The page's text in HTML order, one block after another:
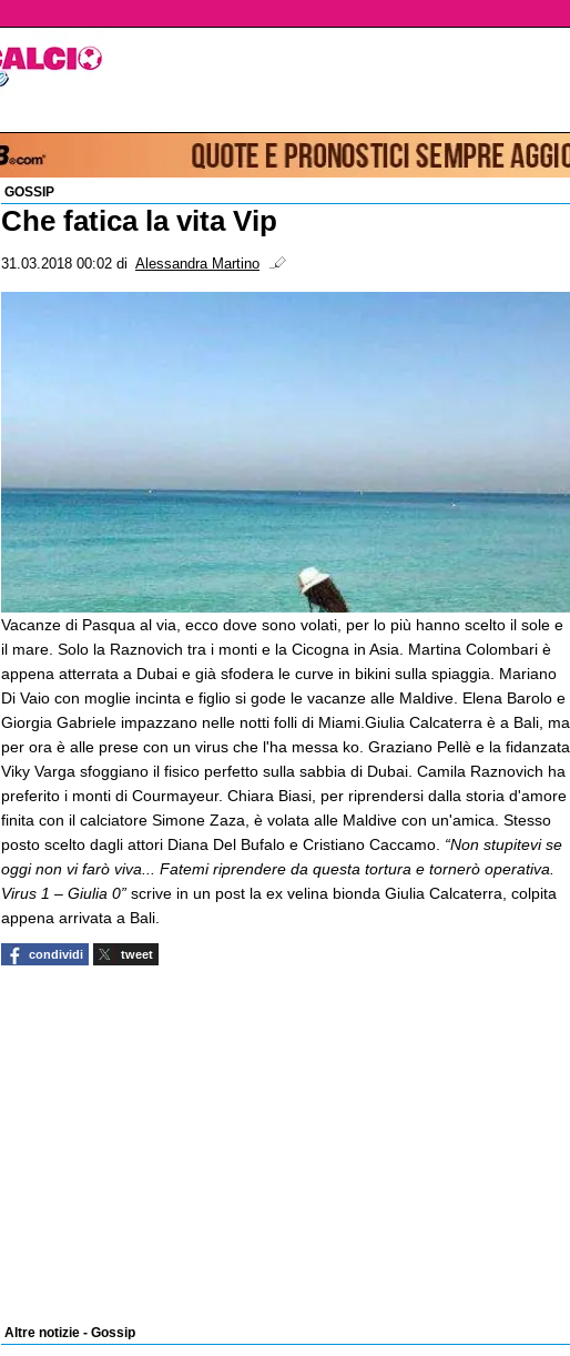
GOSSIP
Che fatica la vita Vip
31.03.2018 00:02 di Alessandra Martino
Vacanze di Pasqua al via, ecco dove sono volati, per lo più hanno scelto il sole e
il mare. Solo la Raznovich tra i monti e la Cicogna in Asia. Martina Colombari è
appena atterrata a Dubai e già sfodera le curve in bikini sulla spiaggia. Mariano
Di Vaio con moglie incinta e figlio si gode le vacanze alle Maldive. Elena Barolo e
Giorgia Gabriele impazzano nelle notti folli di Miami.Giulia Calcaterra è a Bali, ma
per ora è alle prese con un virus che l'ha messa ko. Graziano Pellè e la fidanzata
Viky Varga sfoggiano il fisico perfetto sulla sabbia di Dubai. Camila Raznovich ha
preferito i monti di Courmayeur. Chiara Biasi, per riprendersi dalla storia d'amore
finita con il calciatore Simone Zaza, è volata alle Maldive con un'amica. Stesso
posto scelto dagli attori Diana Del Bufalo e Cristiano Caccamo. “Non stupitevi se
oggi non vi farò viva... Fatemi riprendere da questa tortura e tornerò operativa.
Virus 1 – Giulia 0” scrive in un post la ex velina bionda Giulia Calcaterra, colpita
appena arrivata a Bali.
condividi tweet
Altre notizie - Gossip